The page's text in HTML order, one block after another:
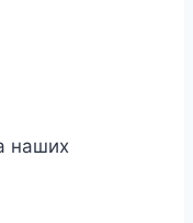
наших